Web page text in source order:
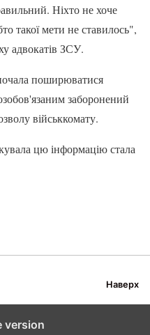
Ніхто не хоче
такої мети не ставилось",
адвокатів ЗСУ.
поширюватися
заборонений
військкомату.
цю інформацію стала
Наверх
version